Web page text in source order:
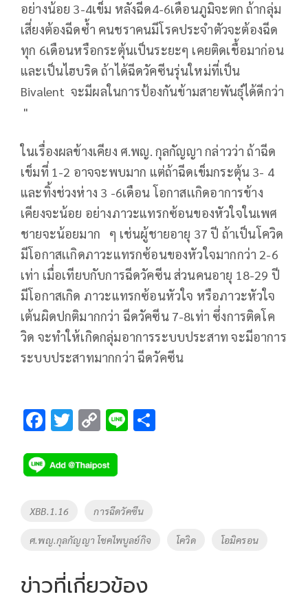
อย่างน้อย 3-4เข็ม หลังฉีด4-6เดือนภูมิจะตก ถ้ากลุ่ม
เสี่ยงต้องฉีดซ้ำ คนชราคนมีโรคประจำตัวจะต้องฉีด
ทุก 6เดือนหรือกระตุ้นเป็นระยะๆ เคยติดเชื้อมาก่อน
และเป็นไฮบริด ถ้าได้ฉีดวัคซีนรุ่นใหม่ที่เป็น
Bivalent จะมีผลในการป้องกันข้ามสายพันธุ์ได้ดีกว่า
"
ในเรื่องผลข้างเคียง ศ.พญ. กุลกัญญา กล่าวว่า ถ้าฉีด
เข็มที่ 1-2 อาจจะพบมาก แต่ถ้าฉีดเข็มกระตุ้น 3- 4
และทิ้งช่วงห่าง 3 -6เดือน โอกาสเเกิดอาการข้าง
เคียงจะน้อย อย่างภาวะแทรกซ้อนของหัวใจในเพศ
ชายจะน้อยมาก ๆ เช่นผู้ชายอายุ 37 ปี ถ้าเป็นโควิด
มีโอกาสเเกิดภาวะแทรกซ้อนของหัวใจมากกว่า 2-6
เท่า เมื่อเทียบกับการฉีดวัคซีน ส่วนคนอายุ 18-29 ปี
มีโอกาสเกิด ภาวะแทรกซ้อนหัวใจ หรือภาวะหัวใจ
เต้นผิดปกติมากกว่า ฉีดวัคซีน 7-8เท่า ซึ่งการติดโค
วิด จะทำให้เกิดกลุ่มอาการระบบประสาท จะมีอาการ
ระบบประสาทมากกว่า ฉีดวัคซีน
F
e
b
o
k
T
tt
er
C
p
y
Li
n
k
Li
Tags
XBB.1.16 การฉีดวัคซีน
ศ.พญ.กุลกัญญา โชคไพบูลย์กิจ โควิด โอมิครอน
ข่าวที่เกี่ยวข้อง